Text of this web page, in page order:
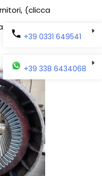
(clicca
che il
+39 0331 649541
+39 338 6434068